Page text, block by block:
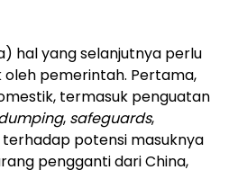
hal yang selanjutnya perlu
oleh pemerintah. Pertama,
termasuk penguatan
, safeguards,
terhadap potensi masuknya
pengganti dari China,